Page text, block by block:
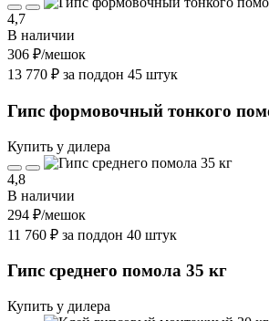
4,7
В наличии
306 ₽/мешок
13 770 ₽ за поддон 45 штук
Гипс формовочный тонкого
Купить у дилера
4,8
В наличии
294 ₽/мешок
11 760 ₽ за поддон 40 штук
Гипс среднего помола 35 кг
Купить у дилера